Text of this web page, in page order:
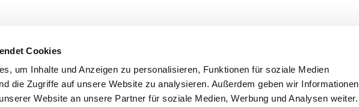
Cookies
um Inhalte und Anzeigen zu personalisieren, Funktionen für soziale Medien
die Zugriffe auf unsere Website zu analysieren. Außerdem geben wir Informationen
Website an unsere Partner für soziale Medien, Werbung und Analysen weiter.